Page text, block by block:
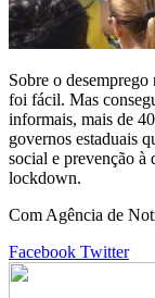
Sobre o
foi fácil. Mas
informais, mais de
governos estaduais
social e prevenção à
lockdown.
Com Agência de
Facebook TwitterPrint